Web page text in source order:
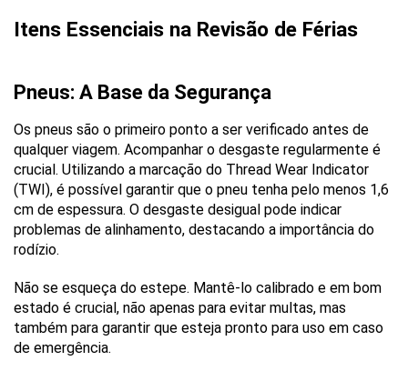
Itens Essenciais na Revisão de Férias
Pneus: A Base da Segurança
Os pneus são o primeiro ponto a ser verificado antes de
qualquer viagem. Acompanhar o desgaste regularmente é
crucial. Utilizando a marcação do Thread Wear Indicator
(TWI), é possível garantir que o pneu tenha pelo menos 1,6
cm de espessura. O desgaste desigual pode indicar
problemas de alinhamento, destacando a importância do
rodízio.
Não se esqueça do estepe. Mantê-lo calibrado e em bom
estado é crucial, não apenas para evitar multas, mas
também para garantir que esteja pronto para uso em caso
de emergência.